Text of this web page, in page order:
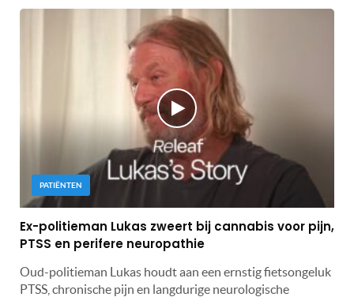
PATIËNTEN
Ex-politieman Lukas zweert bij cannabis voor pijn,
PTSS en perifere neuropathie
Oud-politieman Lukas houdt aan een ernstig fietsongeluk
PTSS, chronische pijn en langdurige neurologische